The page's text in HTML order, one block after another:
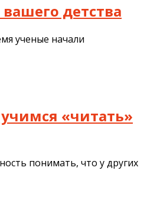
детства
ученые начали
«читать»
понимать, что у других